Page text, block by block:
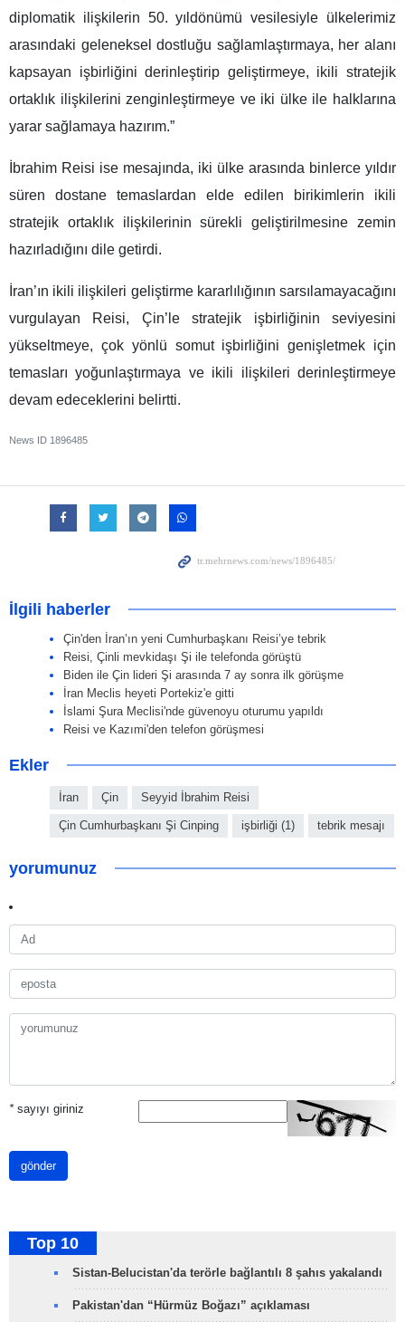
diplomatik ilişkilerin 50. yıldönümü vesilesiyle ülkelerimiz
arasındaki geleneksel dostluğu sağlamlaştırmaya, her alanı
kapsayan işbirliğini derinleştirip geliştirmeye, ikili stratejik
ortaklık ilişkilerini zenginleştirmeye ve iki ülke ile halklarına
yarar sağlamaya hazırım.”
İbrahim Reisi ise mesajında, iki ülke arasında binlerce yıldır
süren dostane temaslardan elde edilen birikimlerin ikili
stratejik ortaklık ilişkilerinin sürekli geliştirilmesine zemin
hazırladığını dile getirdi.
İran’ın ikili ilişkileri geliştirme kararlılığının sarsılamayacağını
vurgulayan Reisi, Çin’le stratejik işbirliğinin seviyesini
yükseltmeye, çok yönlü somut işbirliğini genişletmek için
temasları yoğunlaştırmaya ve ikili ilişkileri derinleştirmeye
devam edeceklerini belirtti.
News ID 1896485
İlgili haberler
Çin'den İran’ın yeni Cumhurbaşkanı Reisi’ye tebrik
Reisi, Çinli mevkidaşı Şi ile telefonda görüştü
Biden ile Çin lideri Şi arasında 7 ay sonra ilk görüşme
İran Meclis heyeti Portekiz'e gitti
İslami Şura Meclisi'nde güvenoyu oturumu yapıldı
Reisi ve Kazımi'den telefon görüşmesi
Ekler
İran Çin Seyyid İbrahim Reisi
Çin Cumhurbaşkanı Şi Cinping işbirliği (1) tebrik mesajı
yorumunuz
*sayıyı giriniz
gönder
Top 10
Sistan-Belucistan'da terörle bağlantılı 8 şahıs yakalandı
Pakistan'dan “Hürmüz Boğazı” açıklaması